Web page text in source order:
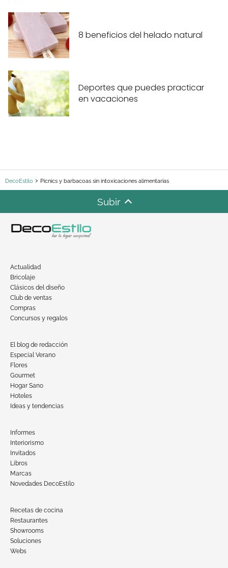
8 beneficios del helado natural
Deportes que puedes practicar
en vacaciones
DecoEstilo Picnics y barbacoas sin intoxicaciones alimentarias
Subir
Actualidad
Bricolaje
Clásicos del diseño
Club de ventas
Compras
Concursos y regalos
El blog de redacción
Especial Verano
Flores
Gourmet
Hogar Sano
Hoteles
Ideas y tendencias
Informes
Interiorismo
Invitados
Libros
Marcas
Novedades DecoEstilo
Recetas de cocina
Restaurantes
Showrooms
Soluciones
Webs